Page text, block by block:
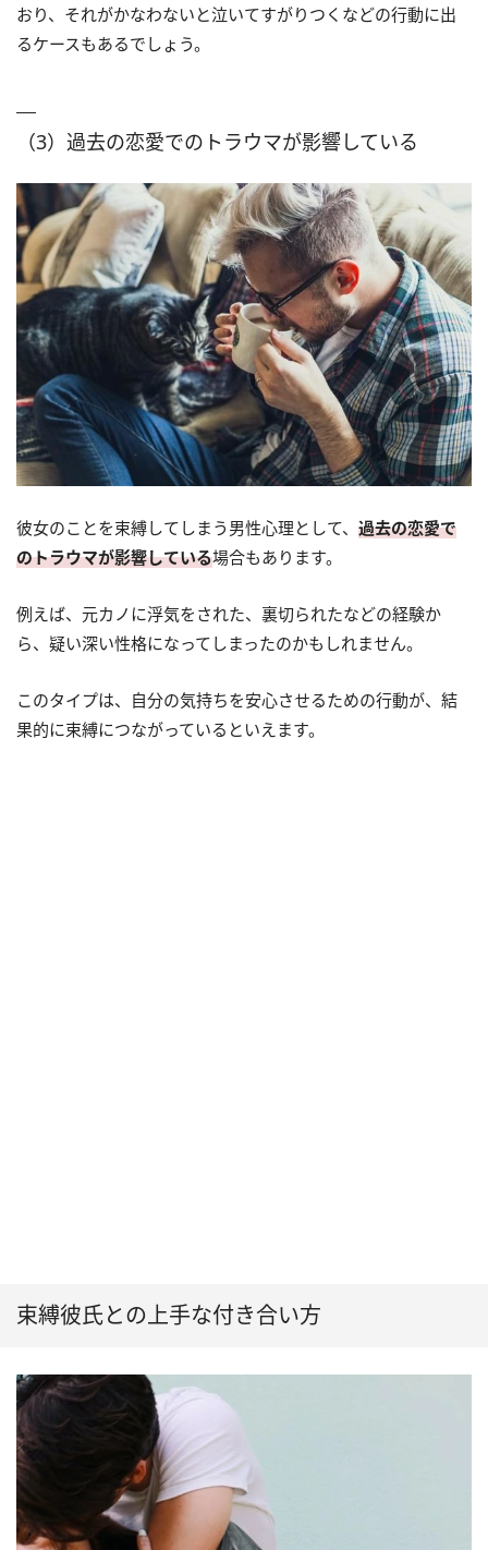
おり、それがかなわないと泣いてすがりつくなどの行動に出
るケースもあるでしょう。
（3）過去の恋愛でのトラウマが影響している
彼女のことを束縛してしまう男性心理として、 過去の恋愛で
のトラウマが影響している場合もあります。
例えば、元カノに浮気をされた、裏切られたなどの経験か
ら、疑い深い性格になってしまったのかもしれません。
このタイプは、自分の気持ちを安心させるための行動が、結
果的に束縛につながっているといえます。
束縛彼氏との上手な付き合い方